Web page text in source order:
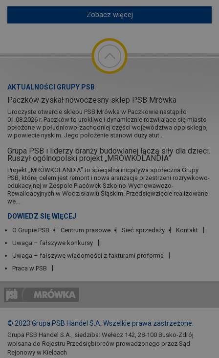
Zobacz więcej
AKTUALNOŚCI GRUPY PSB
Paczków zyskał nowoczesny sklep PSB Mrówka
Uroczyste otwarcie sklepu PSB Mrówka w Paczkowie nastąpiło
01.08.2026 r. Paczków to urokliwe i dynamicznie rozwijające się miasto
położone w południowo-zachodniej części województwa opolskiego,
w powiecie nyskim. Jego położenie stanowi duży atut...
Grupa PSB i liderzy branży budowlanej łączą siły dla dzieci.
Ruszył ogólnopolski projekt „MRÓWKOLANDIA”
Projekt „MRÓWKOLANDIA” to specjalna inicjatywa społeczna Grupy
PSB, której celem jest remont i nowa aranżacja przestrzeni rozrywkowo-
edukacyjnej w Zespole Placówek Szkolno-Wychowawczo-
Rewalidacyjnych w Wodzisławiu Śląskim. Przedsięwzięcie realizowane
we...
DOWIEDZ SIĘ WIĘCEJ
O Grupie PSB Centrum prasowe Sieć sprzedaży
Kontakt
Uwaga – fałszywe konkursy
Uwaga – fałszywe wiadomości z fakturami proforma
Praca w PSB
© 2023 Grupa PSB Handel S.A. Wszelkie prawa zastrzeżone.
Grupa PSB Handel S.A., siedziba: Wełecz 142, 28-100 Busko-Zdrój
wpisana do Rejestru Przedsiębiorców prowadzonego przez Sąd
Rejonowy w Kielcach